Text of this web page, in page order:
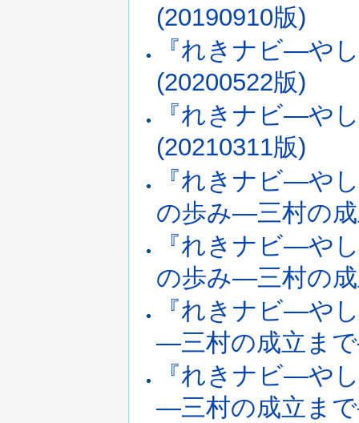
(20190910版)
『れきナビ―や
(20200522版)
『れきナビ―や
(20210311版)
『れきナビ―や
の歩み―三村の
『れきナビ―や
の歩み―三村の
『れきナビ―や
―三村の成立ま
『れきナビ―や
―三村の成立ま